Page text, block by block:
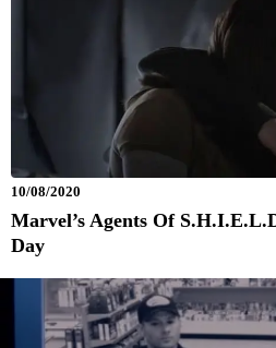
10/08/2020
Marvel’s Agents Of
Day